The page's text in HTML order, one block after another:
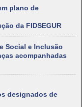
plano de
da FIDSEGUR
Social e Inclusão
acompanhadas
designados de